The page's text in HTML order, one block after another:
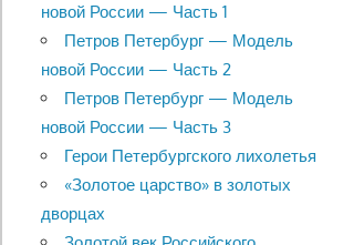
новой России — Часть 1
Петров Петербург — Модель
новой России — Часть 2
Петров Петербург — Модель
новой России — Часть 3
Герои Петербургского лихолетья
«Золотое царство» в золотых
дворцах